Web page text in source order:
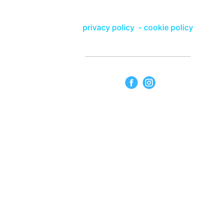
privacy policy - cookie policy